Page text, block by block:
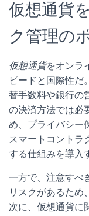
仮想通貨
ク管理の
仮想通貨をオンラ
ピードと国際性だ
替手数料や銀行の
の決済方法では必
め、プライバシー
スマートコントラ
する仕組みを導入
一方で、注意すべ
リスクがあるため
次に、仮想通貨に